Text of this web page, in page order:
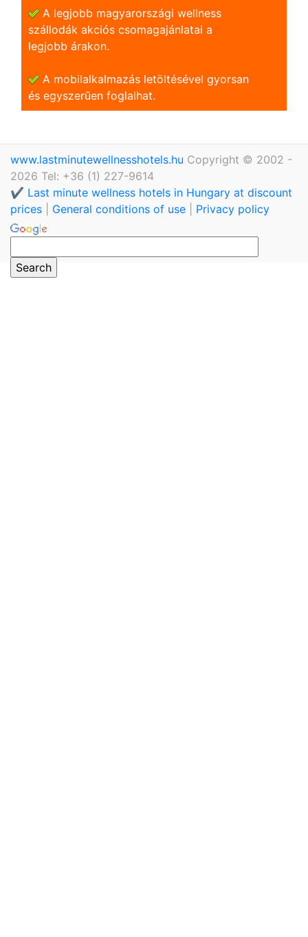
A legjobb magyarországi wellness
szállodák akciós csomagajánlatai a
legjobb árakon.
A mobilalkalmazás letöltésével gyorsan
és egyszerũen foglalhat.
www.lastminutewellnesshotels.hu Copyright © 2002 -
2026 Tel: +36 (1) 227-9614
✔️ Last minute wellness hotels in Hungary at discount
prices
General conditions of use Privacy policy